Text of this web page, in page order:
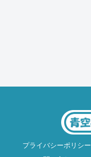
プライバシーポリシー